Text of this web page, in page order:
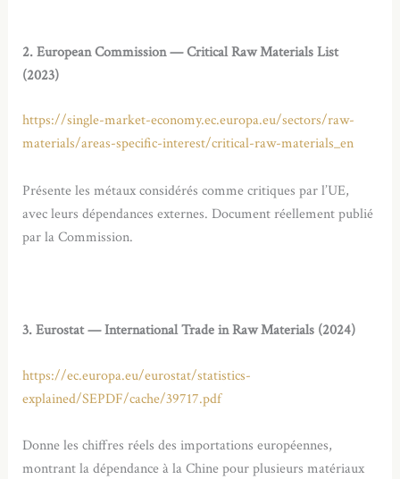
2. European Commission — Critical Raw Materials List
(2023)
https://single-market-economy.ec.europa.eu/sectors/raw-
materials/areas-specific-interest/critical-raw-materials_en
Présente les métaux considérés comme critiques par l’UE,
avec leurs dépendances externes. Document réellement publié
par la Commission.
3. Eurostat — International Trade in Raw Materials (2024)
https://ec.europa.eu/eurostat/statistics-
explained/SEPDF/cache/39717.pdf
Donne les chiffres réels des importations européennes,
montrant la dépendance à la Chine pour plusieurs matériaux